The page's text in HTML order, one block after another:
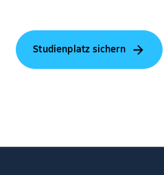
Studienplatz sichern